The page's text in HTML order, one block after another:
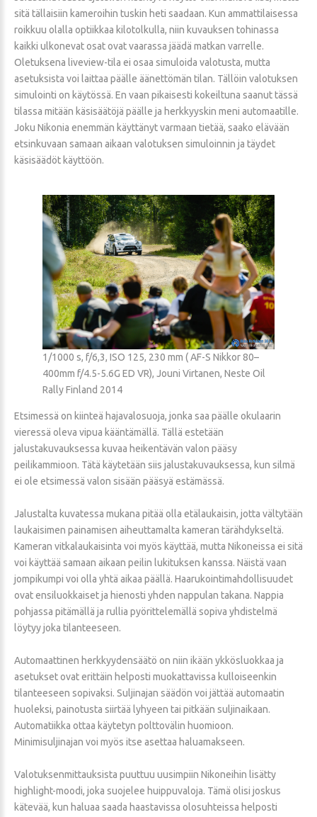
sitä tällaisiin kameroihin tuskin heti saadaan. Kun ammattilaisessa
roikkuu olalla optiikkaa kilotolkulla, niin kuvauksen tohinassa
kaikki ulkonevat osat ovat vaarassa jäädä matkan varrelle.
Oletuksena liveview-tila ei osaa simuloida valotusta, mutta
asetuksista voi laittaa päälle äänettömän tilan. Tällöin valotuksen
simulointi on käytössä. En vaan pikaisesti kokeiltuna saanut tässä
tilassa mitään käsisäätöjä päälle ja herkkyyskin meni automaatille.
Joku Nikonia enemmän käyttänyt varmaan tietää, saako elävään
etsinkuvaan samaan aikaan valotuksen simuloinnin ja täydet
käsisäädöt käyttöön.
1/1000 s, f/6,3, ISO 125, 230 mm ( AF-S Nikkor 80–
400mm f/4.5-5.6G ED VR), Jouni Virtanen, Neste Oil
Rally Finland 2014
Etsimessä on kiinteä hajavalosuoja, jonka saa päälle okulaarin
vieressä oleva vipua kääntämällä. Tällä estetään
jalustakuvauksessa kuvaa heikentävän valon pääsy
peilikammioon. Tätä käytetään siis jalustakuvauksessa, kun silmä
ei ole etsimessä valon sisään pääsyä estämässä.
Jalustalta kuvatessa mukana pitää olla etälaukaisin, jotta vältytään
laukaisimen painamisen aiheuttamalta kameran tärähdykseltä.
Kameran vitkalaukaisinta voi myös käyttää, mutta Nikoneissa ei sitä
voi käyttää samaan aikaan peilin lukituksen kanssa. Näistä vaan
jompikumpi voi olla yhtä aikaa päällä. Haarukointimahdollisuudet
ovat ensiluokkaiset ja hienosti yhden nappulan takana. Nappia
pohjassa pitämällä ja rullia pyörittelemällä sopiva yhdistelmä
löytyy joka tilanteeseen.
Automaattinen herkkyydensäätö on niin ikään ykkösluokkaa ja
asetukset ovat erittäin helposti muokattavissa kulloiseenkin
tilanteeseen sopivaksi. Suljinajan säädön voi jättää automaatin
huoleksi, painotusta siirtää lyhyeen tai pitkään suljinaikaan.
Automatiikka ottaa käytetyn polttovälin huomioon.
Minimisuljinajan voi myös itse asettaa haluamakseen.
Valotuksenmittauksista puuttuu uusimpiin Nikoneihin lisätty
highlight-moodi, joka suojelee huippuvaloja. Tämä olisi joskus
kätevää, kun haluaa saada haastavissa olosuhteissa helposti